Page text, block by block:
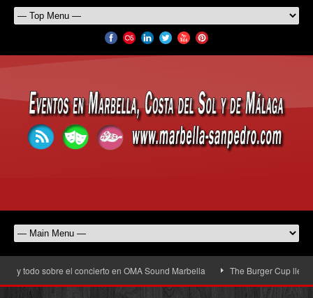
todo sobre el concierto en OMA Sound Marbella The Burger Cup llega a